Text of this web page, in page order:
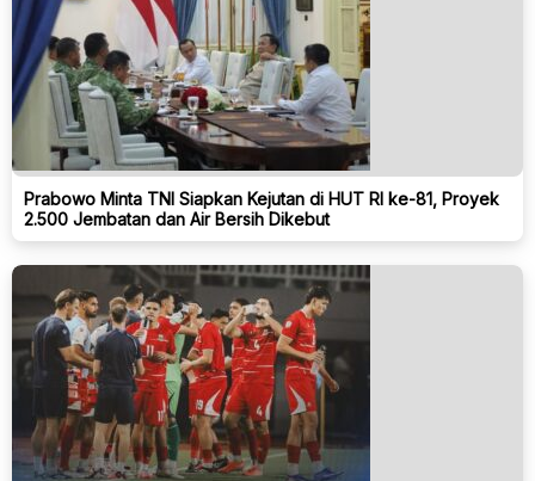
Prabowo Minta TNI Siapkan Kejutan di HUT RI ke-81, Proyek
2.500 Jembatan dan Air Bersih Dikebut